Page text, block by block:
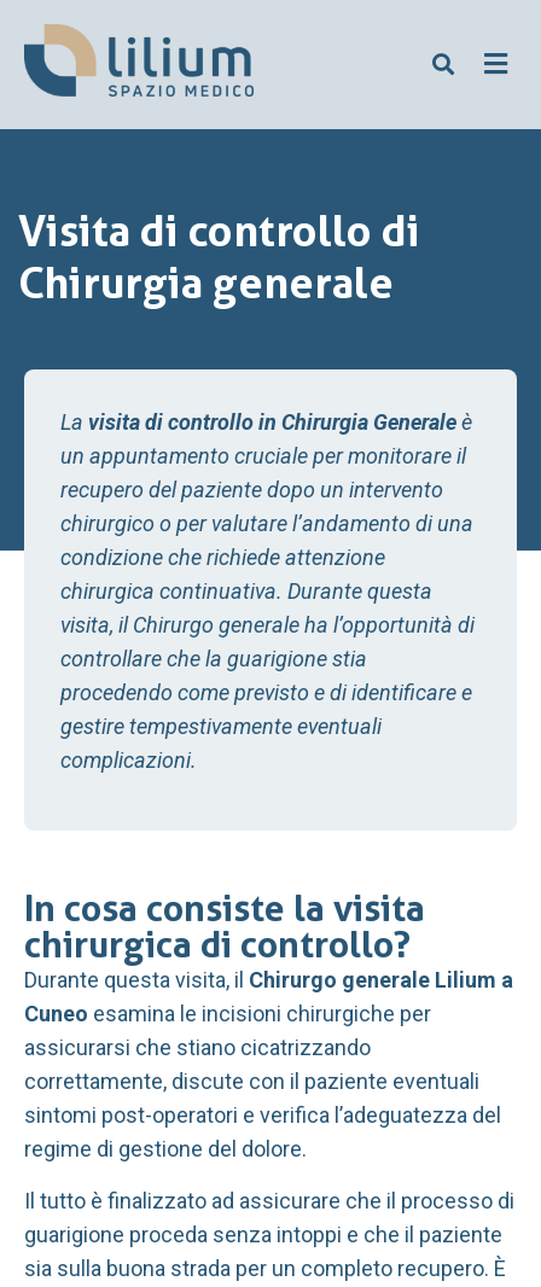
Visita di controllo di
Chirurgia generale
La visita di controllo in Chirurgia Generaleè
un appuntamento cruciale per monitorare il
recupero del paziente dopo un intervento
chirurgico o per valutare l’andamento di una
condizione che richiede attenzione
chirurgica continuativa. Durante questa
visita, il Chirurgo generale ha l’opportunità di
controllare che la guarigione stia
procedendo come previsto e di identificare e
gestire tempestivamente eventuali
complicazioni.
In cosa consiste la visita
chirurgica di controllo?
Durante questa visita, il Chirurgo generale Lilium a
Cuneo esamina le incisioni chirurgiche per
assicurarsi che stiano cicatrizzando
correttamente, discute con il paziente eventuali
sintomi post-operatori e verifica l’adeguatezza del
regime di gestione del dolore.
Il tutto è finalizzato ad assicurare che il processo di
guarigione proceda senza intoppi e che il paziente
sia sulla buona strada per un completo recupero. È